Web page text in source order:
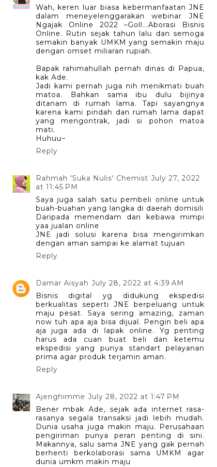
Wah, keren luar biasa kebermanfaatan JNE
dalam meneyelenggarakan webinar JNE
Ngajak Online 2022 –Goll...Aborasi Bisnis
Online. Rutin sejak tahun lalu dan semoga
semakin banyak UMKM yang semakin maju
dengan omset miliaran rupiah.
Bapak rahimahullah pernah dinas di Papua,
kak Ade.
Jadi kami pernah juga nih menikmati buah
matoa. Bahkan sama ibu dulu bijinya
ditanam di rumah lama. Tapi sayangnya
karena kami pindah dan rumah lama dapat
yang mengontrak, jadi si pohon matoa
mati.
Huhuu~
Reply
Rahmah 'Suka Nulis' Chemist July 27, 2022
at 11:45 PM
Saya juga salah satu pembeli online untuk
buah-buahan yang langka di daerah domisili
Daripada memendam dan kebawa mimpi
yaa jualan online
JNE jadi solusi karena bisa mengirimkan
dengan aman sampai ke alamat tujuan
Reply
Damar Aisyah July 28, 2022 at 4:39 AM
Bisnis digital yg didukung ekspedisi
berkualitas seperti JNE berpeluang untuk
maju pesat. Saya sering amazing, zaman
now tuh apa aja bisa dijual. Pengin beli apa
aja juga ada di lapak online. Yg penting
harus ada cuan buat beli dan ketemu
ekspedisi yang punya standart pelayanan
prima agar produk terjamin aman.
Reply
Ajenghimme July 28, 2022 at 1:47 PM
Bener mbak Ade, sejak ada internet rasa-
rasanya segala transaksi jadi lebih mudah.
Dunia usaha juga makin maju. Perusahaan
pengiriman punya peran penting di sini.
Makannya, salu sama JNE yang gak pernah
berhenti berkolaborasi sama UMKM agar
dunia umkm makin maju